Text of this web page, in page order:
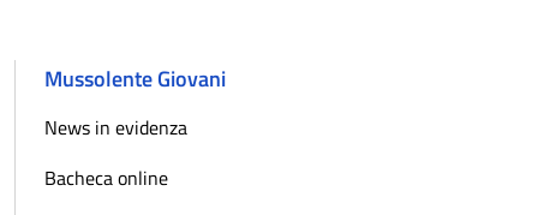
Mussolente Giovani
News in evidenza
Bacheca online